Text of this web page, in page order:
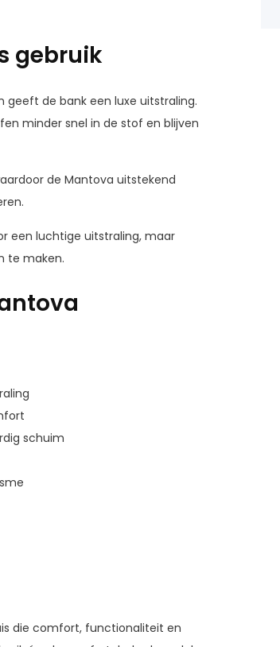
gebruik
geeft de bank een luxe uitstraling.
minder snel in de stof en blijven
de Mantova uitstekend
een luchtige uitstraling, maar
te maken.
schuim
die comfort, functionaliteit en